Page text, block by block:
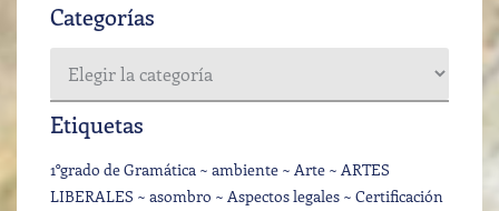
Categorías
Etiquetas
1°grado de Gramática ambiente Arte
ARTES
LIBERALES
asombro Aspectos legales
Certificación